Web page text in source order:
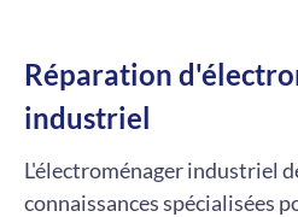
Réparation
industriel
L'électroménager industriel
connaissances spécialisées